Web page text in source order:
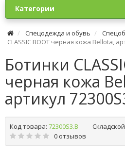
Категории
Спецодежда и обувь
CLASSIC BOOT черная кожа Bellota,
Ботинки
черная кожа
артикул
Код товара: 72300S3.B
0 отзывов